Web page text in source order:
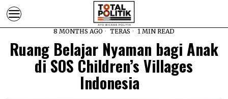
8 MONTHS AGO TERAS 1 MIN READ
Ruang Belajar Nyaman bagi Anak
di SOS Children’s Villages
Indonesia